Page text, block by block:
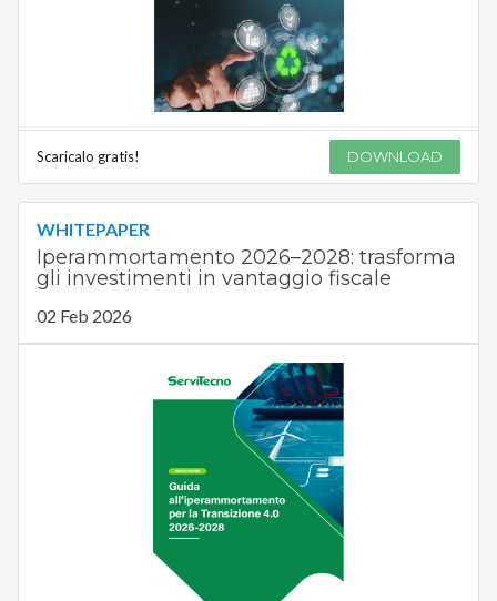
Scaricalo gratis! DOWNLOAD
WHITEPAPER
Iperammortamento 2026–2028: trasforma
gli investimenti in vantaggio fiscale
02 Feb 2026